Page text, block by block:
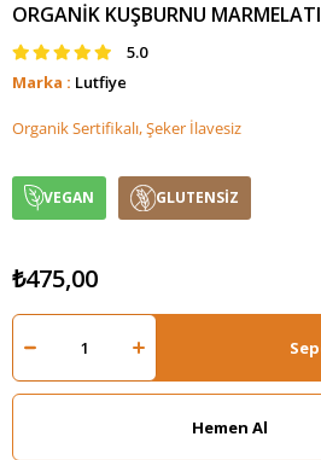
ORGANIK KUŞBURNU MARMELATI
5.0
Marka : Lutfiye
Organik Sertifikalı, Şeker İlavesiz
VEGAN GLUTENSİZ
₺475,00